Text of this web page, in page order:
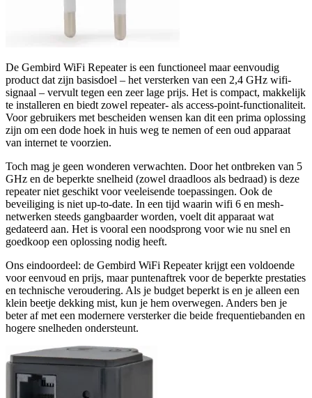
De Gembird WiFi Repeater is een functioneel maar eenvoudig
product dat zijn basisdoel – het versterken van een 2,4 GHz wifi-
signaal – vervult tegen een zeer lage prijs. Het is compact, makkelijk
te installeren en biedt zowel repeater- als access-point-functionaliteit.
Voor gebruikers met bescheiden wensen kan dit een prima oplossing
zijn om een dode hoek in huis weg te nemen of een oud apparaat
van internet te voorzien.
Toch mag je geen wonderen verwachten. Door het ontbreken van 5
GHz en de beperkte snelheid (zowel draadloos als bedraad) is deze
repeater niet geschikt voor veeleisende toepassingen. Ook de
beveiliging is niet up-to-date. In een tijd waarin wifi 6 en mesh-
netwerken steeds gangbaarder worden, voelt dit apparaat wat
gedateerd aan. Het is vooral een noodsprong voor wie nu snel en
goedkoop een oplossing nodig heeft.
Ons eindoordeel: de Gembird WiFi Repeater krijgt een voldoende
voor eenvoud en prijs, maar puntenaftrek voor de beperkte prestaties
en technische veroudering. Als je budget beperkt is en je alleen een
klein beetje dekking mist, kun je hem overwegen. Anders ben je
beter af met een modernere versterker die beide frequentiebanden en
hogere snelheden ondersteunt.